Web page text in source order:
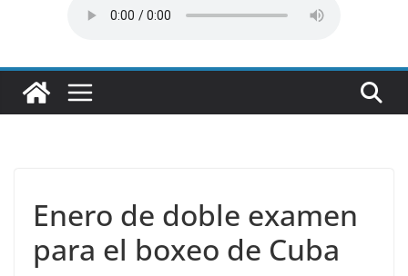
Enero de doble examen
para el boxeo de Cuba